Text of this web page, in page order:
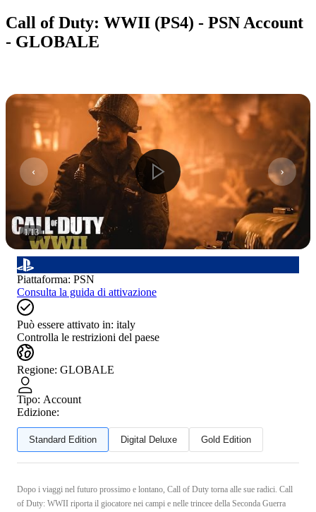
Call of Duty: WWII (PS4) - PSN Account
- GLOBALE
1/13
Piattaforma: PSN
Consulta la guida di attivazione
Può essere attivato in: italy
Controlla le restrizioni del paese
Regione: GLOBALE
Tipo: Account
Edizione:
Standard Edition Digital Deluxe Gold Edition
Dopo i viaggi nel futuro prossimo e lontano, Call of Duty torna alle sue radici. Call
of Duty: WWII riporta il giocatore nei campi e nelle trincee della Seconda Guerra